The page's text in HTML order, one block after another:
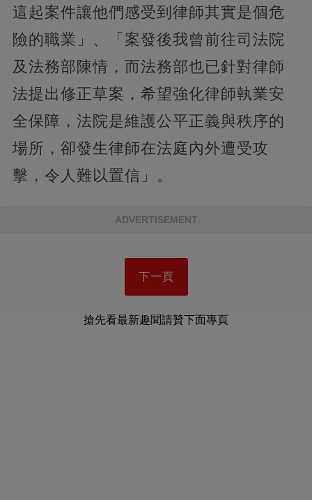
這起案件讓他們感受到律師其實是個危
險的職業」、「案發後我曾前往司法院
及法務部陳情，而法務部也已針對律師
法提出修正草案，希望強化律師執業安
全保障，法院是維護公平正義與秩序的
場所，卻發生律師在法庭內外遭受攻
擊，令人難以置信」。
ADVERTISEMENT
下一頁
搶先看最新趣聞請贊下面專頁